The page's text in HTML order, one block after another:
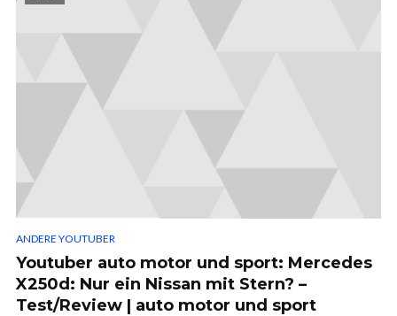
ANDERE YOUTUBER
Youtuber auto motor und sport: Mercedes
X250d: Nur ein Nissan mit Stern? –
Test/Review | auto motor und sport